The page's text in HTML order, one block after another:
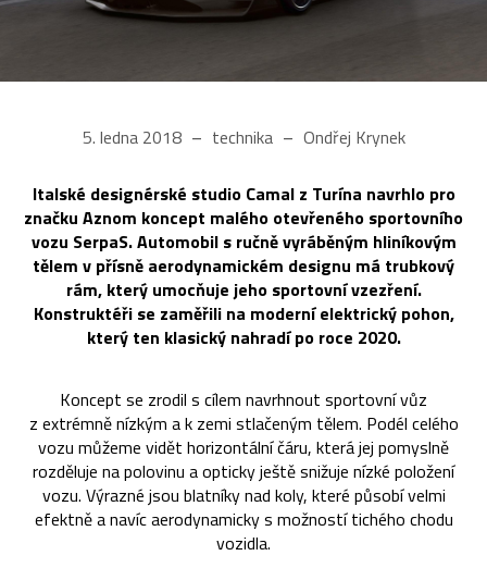
5. ledna 2018 technika Ondřej Krynek
Italské designérské studio Camal z Turína navrhlo pro
značku Aznom koncept malého otevřeného sportovního
vozu SerpaS. Automobil s ručně vyráběným hliníkovým
tělem v přísně aerodynamickém designu má trubkový
rám, který umocňuje jeho sportovní vzezření.
Konstruktéři se zaměřili na moderní elektrický pohon,
který ten klasický nahradí po roce 2020.
Koncept se zrodil s cílem navrhnout sportovní vůz
z extrémně nízkým a k zemi stlačeným tělem. Podél celého
vozu můžeme vidět horizontální čáru, která jej pomyslně
rozděluje na polovinu a opticky ještě snižuje nízké položení
vozu. Výrazné jsou blatníky nad koly, které působí velmi
efektně a navíc aerodynamicky s možností tichého chodu
vozidla.